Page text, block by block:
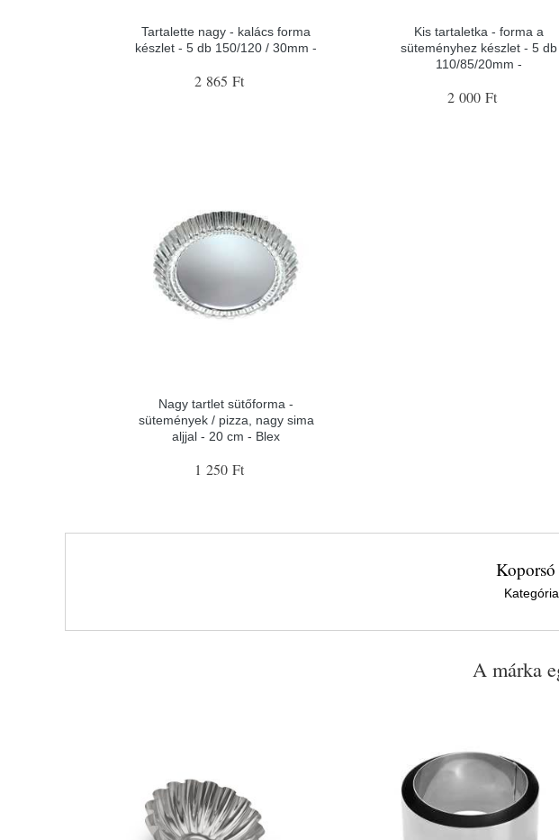
Tartalette nagy - kalács forma
készlet - 5 db 150/120 / 30mm -
2 865 Ft
Kis tartaletka - forma a
süteményhez készlet - 5 db
110/85/20mm -
2 000 Ft
Nagy tartlet sütőforma -
sütemények / pizza, nagy sima
aljjal - 20 cm - Blex
1 250 Ft
A márka